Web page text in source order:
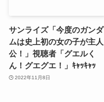
サンライズ「今度のガンダ
ムは史上初の女の子が主人
公！」視聴者「グエルく
ん！グエグエ！」ｷｬｯｷｬｯ
2022年11月8日